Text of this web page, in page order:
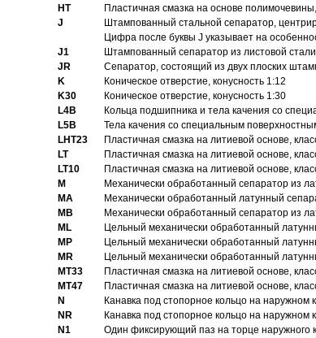
HT
Пластичная смазка на основе
J
Штампованный стальной сепаратор,
Цифра после буквы J указывает на
J1
Штампованный сепаратор из листовой
JR
Сепаратор, состоящий из двух плоских
K
Коническое отверстие, конусность 1:12
K30
Коническое отверстие, конусность 1:30
L4B
Кольца подшипника и тела качения со
L5B
Тела качения со специальным
LHT23
Пластичная смазка на литиевой основе,
LT
Пластичная смазка на литиевой основе,
LT10
Пластичная смазка на литиевой основе,
M
Механически обработанный сепаратор из
MA
Механически обработанный латунный
MB
Механически обработанный сепаратор из
ML
Цельный механически обработанный
MP
Цельный механически обработанный
MR
Цельный механически обработанный
MT33
Пластичная смазка на литиевой основе,
MT47
Пластичная смазка на литиевой основе,
N
Канавка под стопорное кольцо на наружном
NR
Канавка под стопорное кольцо на
N1
Один фиксирующий паз на торце наружного